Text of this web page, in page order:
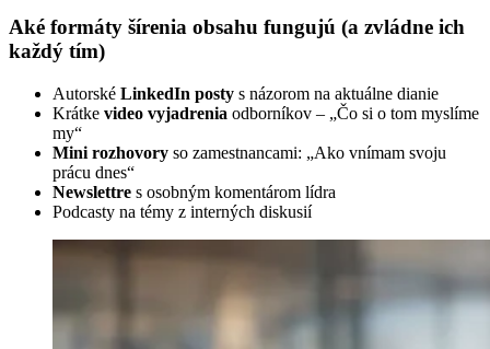
Aké formáty šírenia obsahu fungujú (a zvládne ich
každý tím)
Autorské LinkedIn posty s názorom na aktuálne dianie
Krátke video vyjadrenia odborníkov – „Čo si o tom myslíme
my“
Mini rozhovory so zamestnancami: „Ako vnímam svoju
prácu dnes“
Newslettre s osobným komentárom lídra
Podcasty na témy z interných diskusií